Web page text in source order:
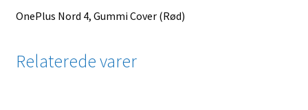
OnePlus Nord 4, Gummi Cover (Rød)
Relaterede varer